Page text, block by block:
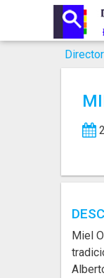
Inicio
Iniciar
Servicios
Publica Tu
Miel